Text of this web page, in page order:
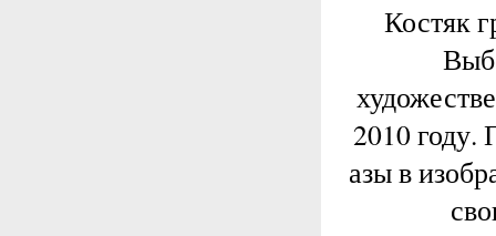
Костяк
2010 году.
азы в